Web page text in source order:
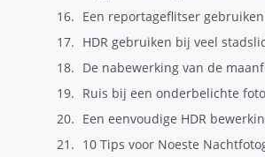
16. Een reportageflitser gebruiken
17. HDR gebruiken bij veel
18. De nabewerking van de
19. Ruis bij een onderbelichte foto
20. Een eenvoudige HDR
21. 10 Tips voor Noeste